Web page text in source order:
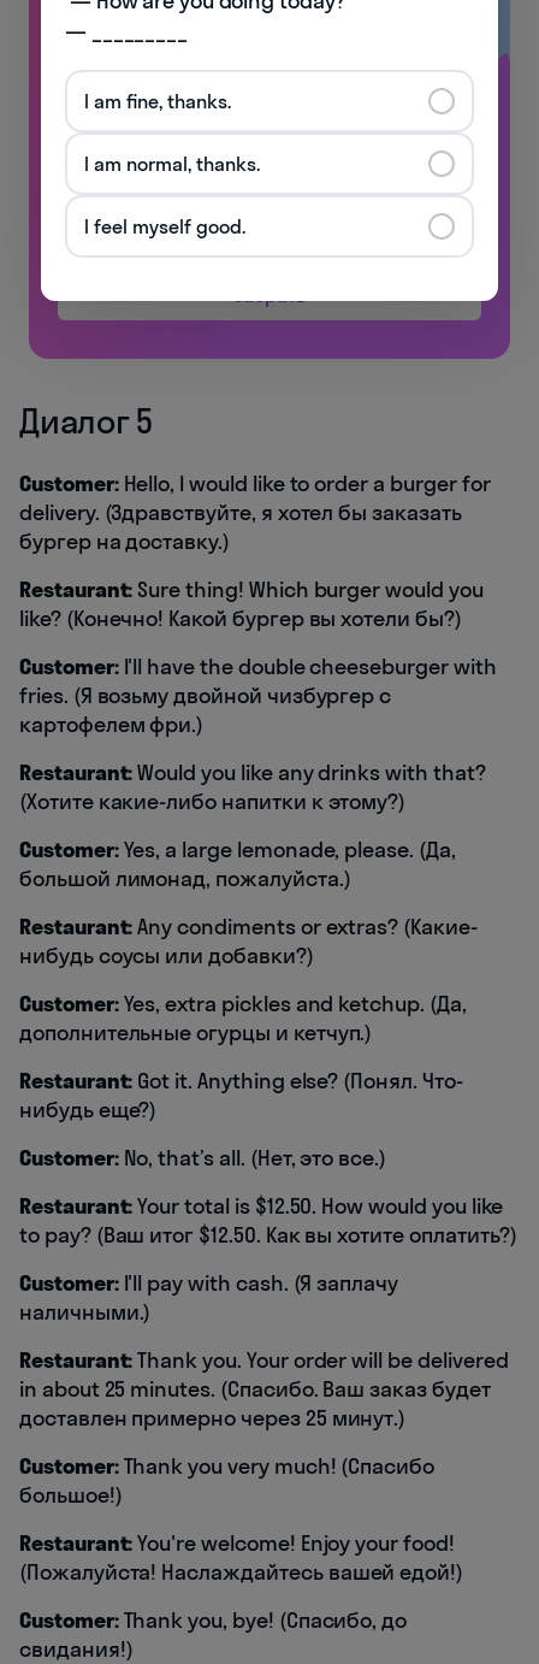
Английский, который ты
выучишь!
Обычно мы даём эти материалы за деньги.
Но тебе бесплатно!
Забрать
Диалог 5
Customer:Hello, I would like to order a burger for
delivery. (Здравствуйте, я хотел бы заказать
бургер на доставку.)
Restaurant:Sure thing! Which burger would you
like? (Конечно! Какой бургер вы хотели бы?)
Customer:I'll have the double cheeseburger with
fries. (Я возьму двойной чизбургер с
картофелем фри.)
Restaurant:Would you like any drinks with that?
(Хотите какие-либо напитки к этому?)
Customer:Yes, a large lemonade, please. (Да,
большой лимонад, пожалуйста.)
Restaurant:Any condiments or extras? (Какие-
нибудь соусы или добавки?)
Customer:Yes, extra pickles and ketchup. (Да,
дополнительные огурцы и кетчуп.)
Restaurant: Got it. Anything else? (Понял. Что-
нибудь еще?)
Customer:No, that’s all. (Нет, это все.)
Restaurant:Your total is $12.50. How would you like
to pay? (Ваш итог $12.50. Как вы хотите оплатить?)
Customer:I'll pay with cash. (Я заплачу
наличными.)
Restaurant:Thank you. Your order will be delivered
in about 25 minutes. (Спасибо. Ваш заказ будет
доставлен примерно через 25 минут.)
Customer:Thank you very much! (Спасибо
большое!)
Restaurant:You're welcome! Enjoy your food!
(Пожалуйста! Наслаждайтесь вашей едой!)
Customer:Thank you, bye! (Спасибо, до
свидания!)
— _________
I am fine, thanks.
I am normal, thanks.
I feel myself good.